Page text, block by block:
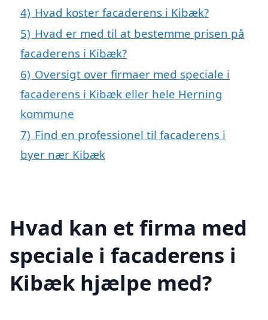
4) Hvad koster facaderens i Kibæk?
5) Hvad er med til at bestemme prisen på
facaderens i Kibæk?
6) Oversigt over firmaer med speciale i
facaderens i Kibæk eller hele Herning
kommune
7) Find en professionel til facaderens i
byer nær Kibæk
Hvad kan et firma med
speciale i facaderens i
Kibæk hjælpe med?